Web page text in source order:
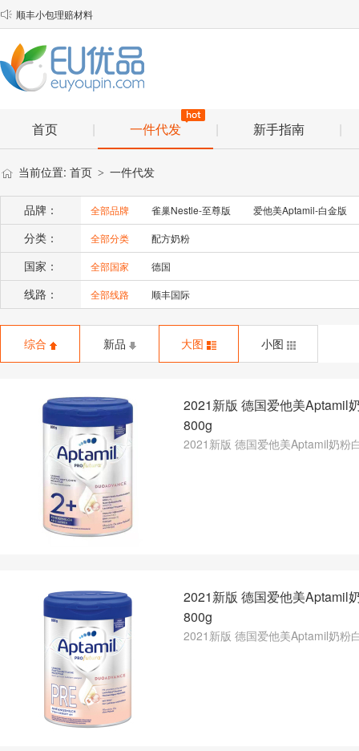
 顺丰小包理赔材料
物流口岸优化说明
EU优品2025年春节放假安排通知
首页 | 一件代发 | 新手指南 |
当前位置: 首页 > 一件代发
品牌： 全部品牌 雀巢Nestle-至尊版 爱他美Aptamil-白金版
分类： 全部分类 配方奶粉
国家： 全部国家 德国
线路： 全部线路 顺丰国际
综合 新品 大图 小图
2021新版 德国爱他美Aptamil
800g
2021新版 德国爱他美Aptamil奶粉
2021新版 德国爱他美Aptamil
800g
2021新版 德国爱他美Aptamil奶粉